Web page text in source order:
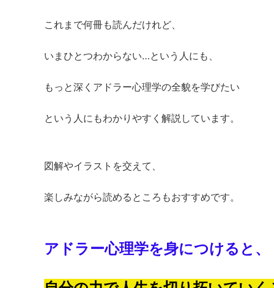
これまで何冊も読んだけれど、
いまひとつわからない…という人にも、
もっと深くアドラー心理学の全貌を学びたい
という人にもわかりやすく解説しています。
図解やイラストを交えて、
楽しみながら読めるところもおすすめです。
アドラー心理学を身につけると、